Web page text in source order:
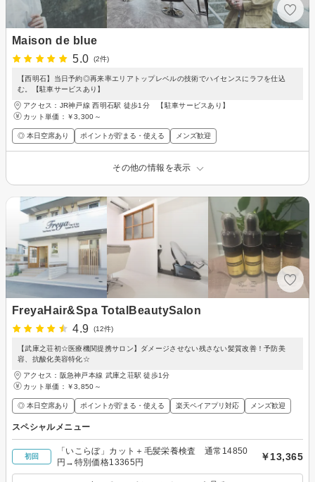
Maison de blue
5.0
(2件)
【西明石】当日予約◎再来率エリアトップレベルの技術でハイセンスにラフを仕込
む。【駐車サービスあり】
アクセス：JR神戸線 西明石駅 徒歩1分 【駐車サービスあり】
カット単価： ￥3,300～
◎ 本日空席あり ポイントが貯まる・使える メンズ歓迎
その他の情報を表示
FreyaHair&Spa TotalBeautySalon
4.9
(12件)
【武庫之荘初☆医療機関提携サロン】ダメージさせない残さない髪質改善！予防美
容、抗酸化美容特化☆
アクセス：阪急神戸本線 武庫之荘駅 徒歩1分
カット単価： ￥3,850～
◎ 本日空席あり ポイントが貯まる・使える 楽天ペイアプリ対応 メンズ歓迎
スペシャルメニュー
初回
「いこらぼ」カット＋毛髪栄養検査 通常14850
円→特別価格13365円
￥13,365